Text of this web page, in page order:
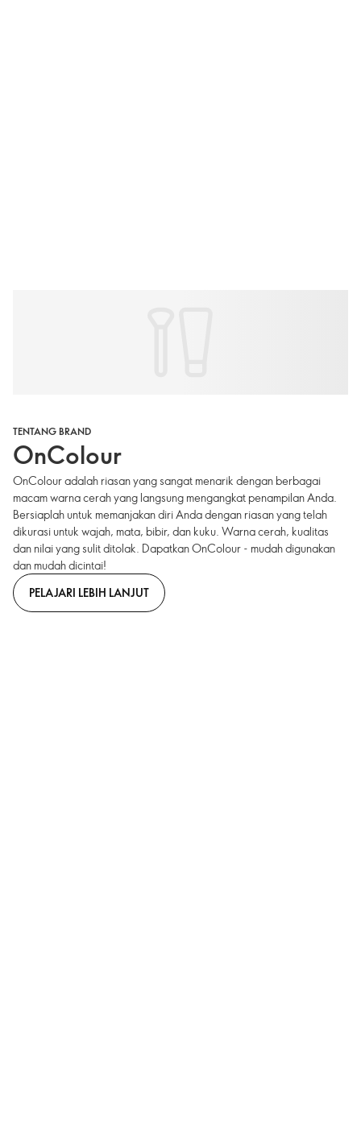
TENTANG BRAND
OnColour
OnColour adalah riasan yang sangat menarik dengan berbagai
macam warna cerah yang langsung mengangkat penampilan Anda.
Bersiaplah untuk memanjakan diri Anda dengan riasan yang telah
dikurasi untuk wajah, mata, bibir, dan kuku. Warna cerah, kualitas
dan nilai yang sulit ditolak. Dapatkan OnColour - mudah digunakan
dan mudah dicintai!
PELAJARI LEBIH LANJUT